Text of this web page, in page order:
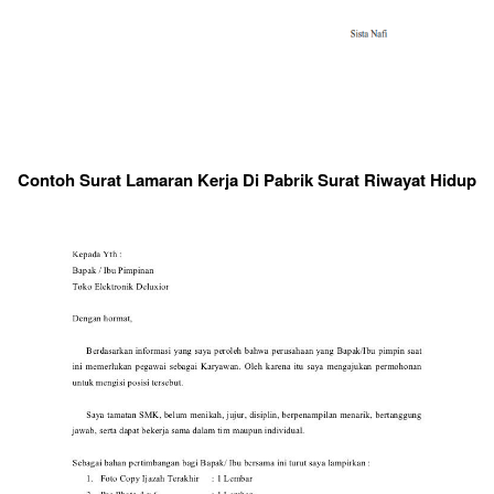
Contoh Surat Lamaran Kerja Di Pabrik Surat Riwayat Hidup